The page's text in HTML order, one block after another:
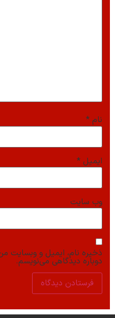
نام *
ایمیل *
وب‌ سایت
ذخیره نام، ایمیل و وبسایت
دوباره دیدگاهی می‌نویسم.